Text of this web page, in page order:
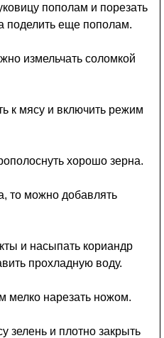
пополам и порезать
поделить еще пополам.
измельчать соломкой
к мясу и включить режим
хорошо зерна.
то можно добавлять
и насыпать кориандр
прохладную воду.
мелко нарезать ножом.
зелень и плотно закрыть